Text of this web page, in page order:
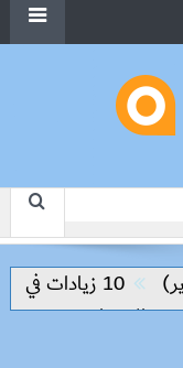
10 زيادات في 10 سنوات.. هل حان الوقت لرفع دعم البنزين نهائيا؟
الإسكان تسرّع توفيق